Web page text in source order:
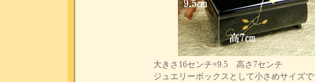
大きさ16センチ×9.5 高さ7センチ
ジュエリーボックスとして小さめサイズ